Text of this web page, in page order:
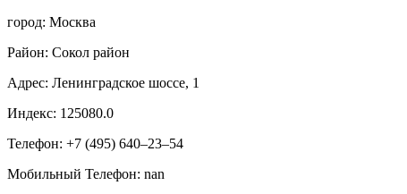
город: Москва
Район: Сокол район
Адрес: Ленинградское шоссе, 1
Индекс: 125080.0
Телефон: +7 (495) 640‒23‒54
Мобильный Телефон: nan